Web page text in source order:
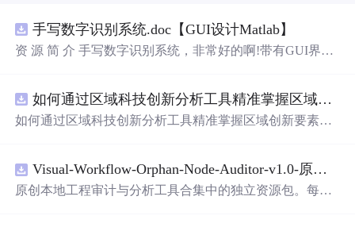
手写数字识别系统.doc【GUI设计Matlab】
资 源 简 介 手写数字识别系统，非常好的啊!带有GUI界
带有直观的图形用户界面（GUI），非常容易使用。你只
需要将手写数字输入系统，它将立即给出准确的识别结
是一个非常方便和实用的工具，你一定会喜欢它的！
如何通过区域科技创新分析工具精准掌握区域创新要素分布与产业链融合现状？.docx
如何通过区域科技创新分析工具精准掌握区域创新要素分
Visual-Workflow-Orphan-Node-Auditor-v1.0-原创源码与文档.zip
原创本地工程审计与分析工具合集中的独立资源包。每个